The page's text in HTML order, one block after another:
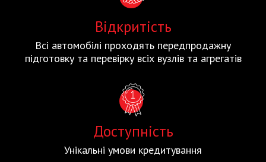
Відкритість
Всі автомобілі проходять передпродажну
підготовку та перевірку всіх вузлів та агрегатів
Доступність
Унікальні умови кредитування